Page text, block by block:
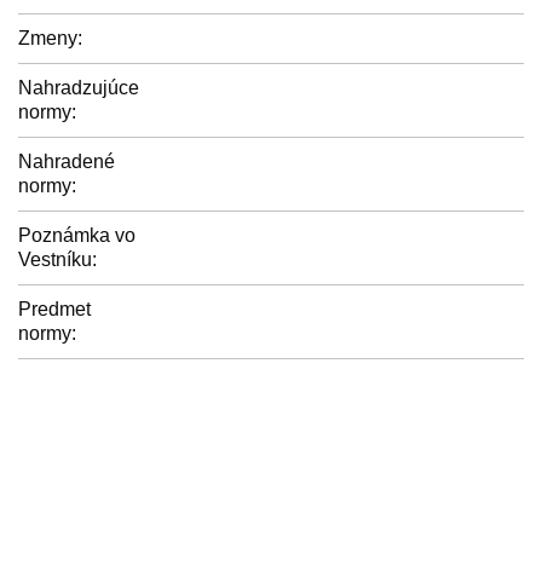
Zmeny:
Nahradzujúce
normy:
Nahradené
normy:
Poznámka vo
Vestníku:
Predmet
normy: